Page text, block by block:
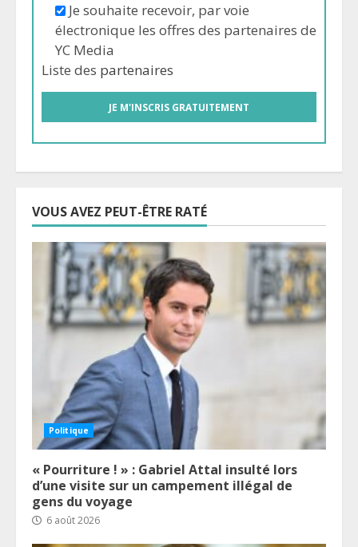
Je souhaite recevoir, par voie
électronique les offres des partenaires de
YC Media
Liste des partenaires
VOUS AVEZ PEUT-ÊTRE RATÉ
Politique
« Pourriture ! » : Gabriel Attal insulté lors
d’une visite sur un campement illégal de
gens du voyage
6 août 2026